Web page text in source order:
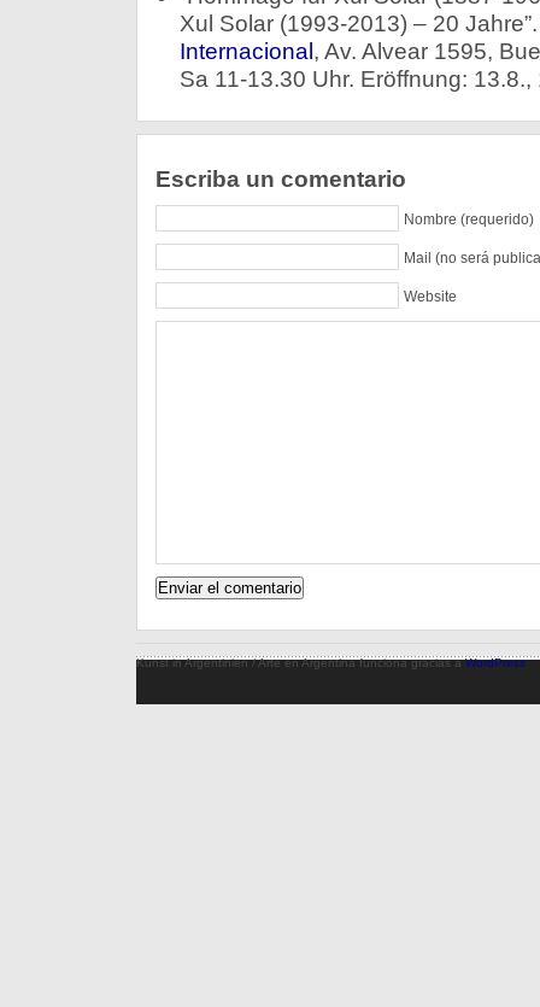
Xul Solar (1993-2013) – 20
Internacional , Av. Alvear 1595,
Sa 11-13.30 Uhr. Eröffnung: 13.8.,
Escriba un comentario
Nombre (requerido)
Mail (no será
Website
Kunst in Argentinien / Arte en Argentina funciona gracias aWordPress